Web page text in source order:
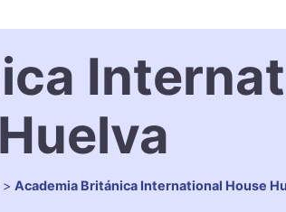
Huelva
> Academia Británica International House